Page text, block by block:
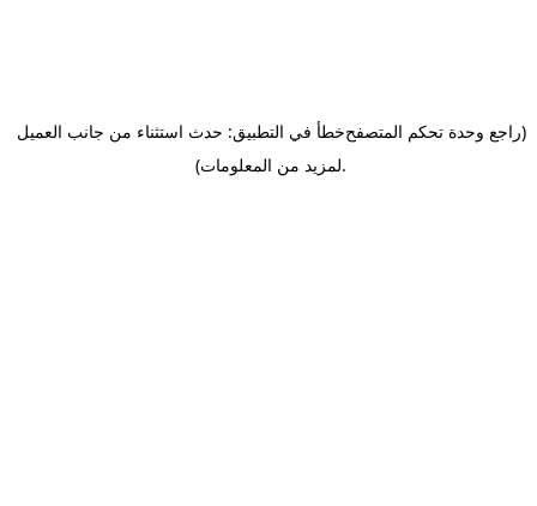
خطأ في التطبيق: حدث استثناء من جانب العميل(راجع وحدة تحكم المتصفح
لمزيد من المعلومات).